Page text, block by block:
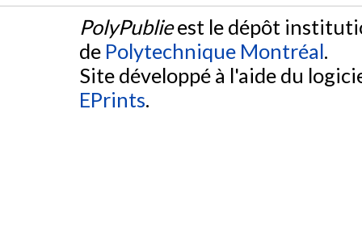
PolyPublieest le dépôt
de Polytechnique Montréal.
Site développé à l'aide du
EPrints.